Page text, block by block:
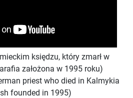
księdzu, który zmarł w
założona w 1995 roku)
priest who died in Kalmykia
founded in 1995)